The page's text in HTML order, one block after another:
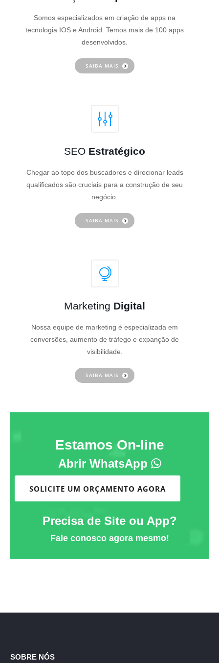
Somos especializados em criação de apps na
tecnologia IOS e Android. Temos mais de 100 apps
desenvolvidos.
SAIBA MAIS
SEO Estratégico
Chegar ao topo dos buscadores e direcionar leads
qualificados são cruciais para a construção de seu
negócio.
SAIBA MAIS
Marketing Digital
Nossa equipe de marketing é especializada em
conversões, aumento de tráfego e expanção de
visibilidade.
SAIBA MAIS
Estamos On-line
Abrir WhatsApp
SOLICITE UM ORÇAMENTO AGORA
Precisa de Site ou App?
Fale conosco agora mesmo!
SOBRE NÓS